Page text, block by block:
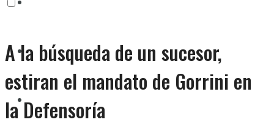
Lanús
Lomas
A la búsqueda de un sucesor,
estiran el mandato de Gorrini en
la Defensoría